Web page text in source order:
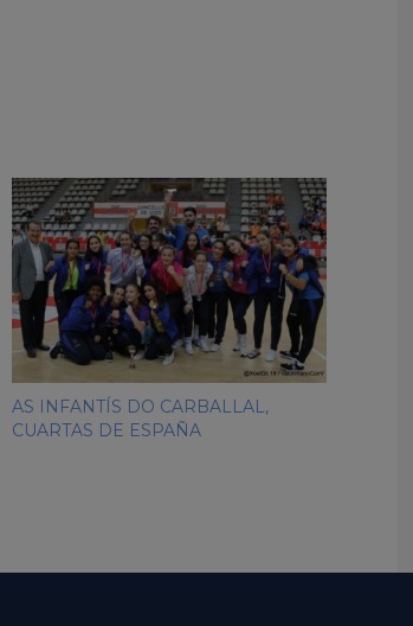
AS INFANTÍS DO CARBALLAL,
CUARTAS DE ESPAÑA